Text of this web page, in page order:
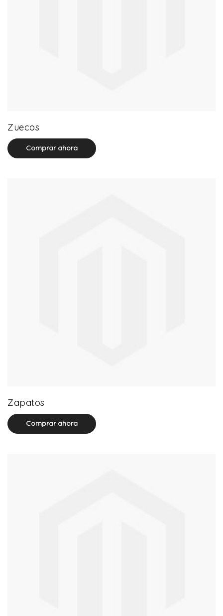
Zuecos
Comprar ahora
Zapatos
Comprar ahora